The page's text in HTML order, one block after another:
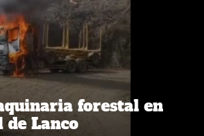
forestal en
Lanco